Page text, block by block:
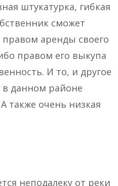
штукатурка, гибкая
сможет
правом аренды своего
правом его выкупа
И то, и другое
в данном районе
также очень низкая
неподалеку от реки